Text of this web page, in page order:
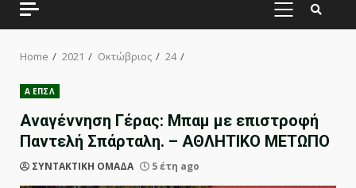
PRIMARY
Home 2021 Οκτώβριος 24
Α ΕΠΣΛ
Αναγέννηση Γέρας: Μπαμ με επιστροφή
Παντελή Σπάρταλη. – ΑΘΛΗΤΙΚΟ ΜΕΤΩΠΟ
ΣΥΝΤΑΚΤΙΚΗ ΟΜΑΔΑ 5 έτη ago